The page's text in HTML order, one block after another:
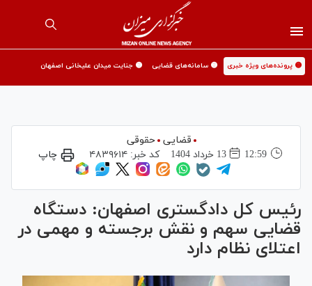
🟡 پرونده‌های ویژه خبری 🟡 سامانه‌های قضایی 🟡 جنایت میدان علیخانی اصفهان
قضایی حقوقی
12:59
13 خرداد 1404 کد خبر: ۴۸۳۹۶۱۴ چاپ
رئیس کل دادگستری اصفهان: دستگاه
قضایی سهم و نقش برجسته و مهمی در
اعتلای نظام دارد